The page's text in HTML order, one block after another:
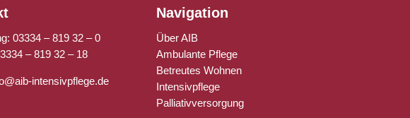
03334 – 819 32 – 0
– 819 32 – 18
intensivpflege.de
Navigation
Über AIB
Ambulante Pflege
Betreutes Wohnen
Intensivpflege
Palliativversorgung